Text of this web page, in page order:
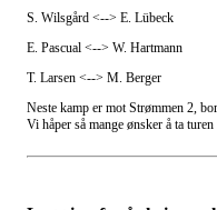
S. Wilsgård <--> E. Lübeck
E. Pascual <--> W. Hartmann
T. Larsen <--> M. Berger
Neste kamp er mot Strømmen 2,
Vi håper så mange ønsker å ta